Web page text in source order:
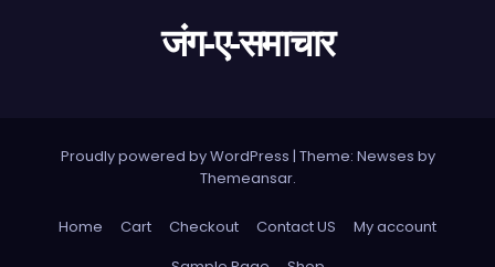
जंग-ए-समाचार
Proudly powered by WordPress | Theme: Newses by
Themeansar.
Home Cart Checkout Contact US
My account